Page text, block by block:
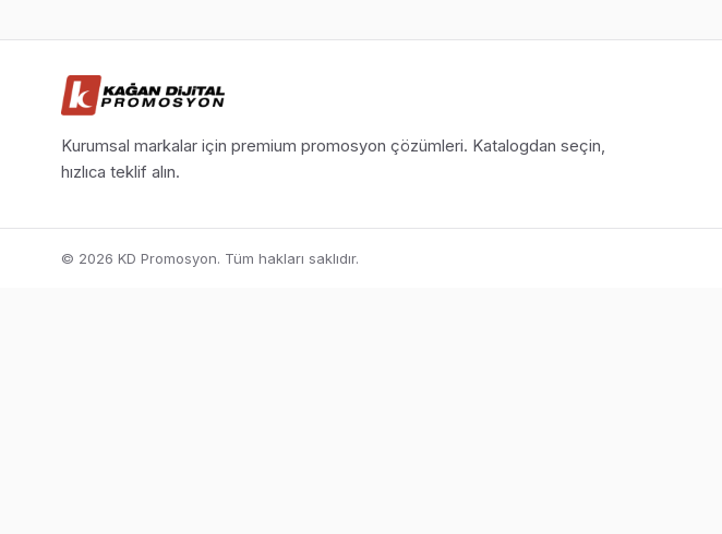
Kurumsal markalar için premium promosyon çözümleri. Katalogdan seçin,
hızlıca teklif alın.
© 2026 KD Promosyon. Tüm hakları saklıdır.